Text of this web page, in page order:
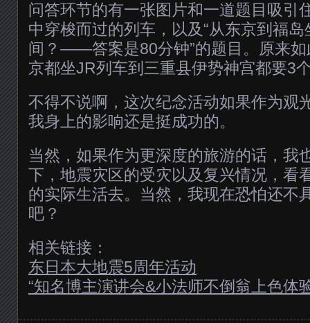
问答环节的有一张图片和一道题目吸引
中穿梭而过的列车，以及“从东京到福
间？——答案是80分钟”的题目。原来如
京都坐JR列车到三重县伊势神宫都要
不得不说啊，这次纪念活动如果作为观
我身上的影响还是挺成功的。
当然，如果作为更深度的旅游的话，我
下，地震灾区的受灾以及复兴情况，看
的实际生活去。当然，我现在恐怕还不
吧？
相关链接：
东日本大地震5周年活动
“知名博主演讲会&小法师不倒翁上色体